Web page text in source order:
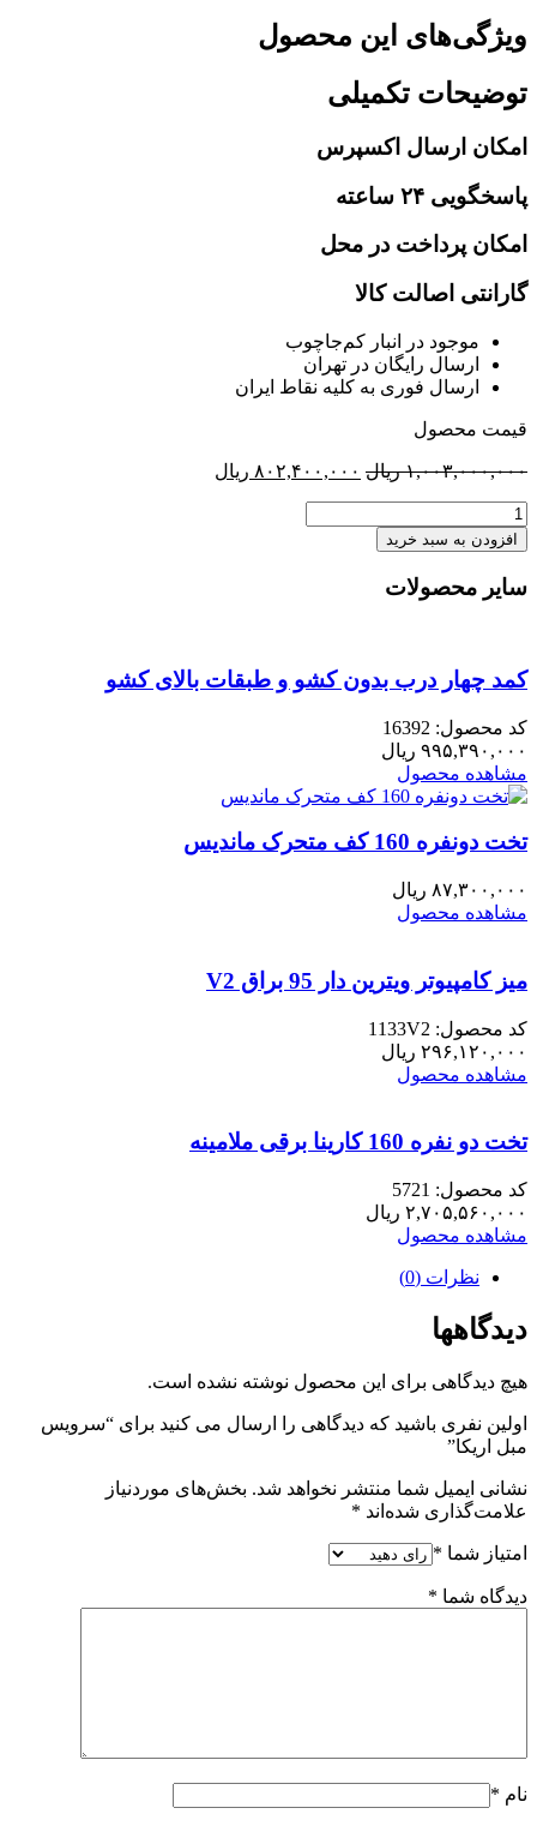
ویژگی‌های این محصول
توضیحات تکمیلی
امکان ارسال اکسپرس
پاسخگویی ۲۴ ساعته
امکان پرداخت در محل
گارانتی اصالت کالا
موجود در انبار کم‌‌جاچوب
ارسال رایگان در تهران
ارسال فوری به کلیه نقاط ایران
قیمت محصول
۱,۰۰۳,۰۰۰,۰۰۰ ریال قیمت
۸۰۲,۴۰۰,۰۰۰ ریال
سرویس
مبل
اریکا
عدد
افزودن به سبد خرید
سایر محصولات
کمد چهار درب بدون کشو و طبقات بالای کشو
کد محصول: 16392
۹۹۵,۳۹۰,۰۰۰ ریال
مشاهده محصول
تخت دونفره 160 کف متحرک ماندیس
۸۷,۳۰۰,۰۰۰ ریال
مشاهده محصول
میز کامپیوتر ویترین دار 95 براق V2
کد محصول: 1133V2
۲۹۶,۱۲۰,۰۰۰ ریال
مشاهده محصول
تخت دو نفره 160 کارینا برقی ملامینه
کد محصول: 5721
۲,۷۰۵,۵۶۰,۰۰۰ ریال
مشاهده محصول
نظرات (0)
دیدگاهها
هیچ دیدگاهی برای این محصول نوشته نشده است.
اولین نفری باشید که دیدگاهی را ارسال می کنید برای “سرویس
مبل اریکا”
نشانی ایمیل شما منتشر نخواهد شد. بخش‌های موردنیاز
علامت‌گذاری شده‌اند *
امتیاز شما *
دیدگاه شما *
نام *